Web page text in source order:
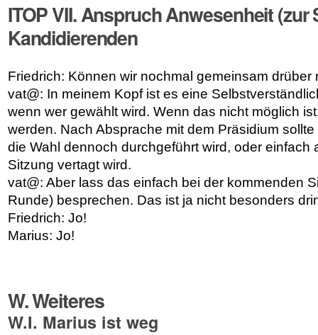
ITOP VII. Anspruch Anwesenheit (zur
Kandidierenden
Friedrich: Können wir nochmal gemeinsam drüber
vat@: In meinem Kopf ist es eine
wenn wer gewählt wird. Wenn das nicht möglich
werden. Nach Absprache mit dem Präsidium
die Wahl dennoch durchgeführt wird, oder einfach
Sitzung vertagt wird.
vat@: Aber lass das einfach bei der kommenden
Runde) besprechen. Das ist ja nicht besonders
Friedrich: Jo!
Marius: Jo!
W. Weiteres
W.I. Marius ist weg